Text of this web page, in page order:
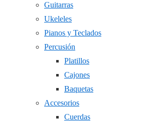
Guitarras
Ukeleles
Pianos y Teclados
Percusión
Platillos
Cajones
Baquetas
Accesorios
Cuerdas